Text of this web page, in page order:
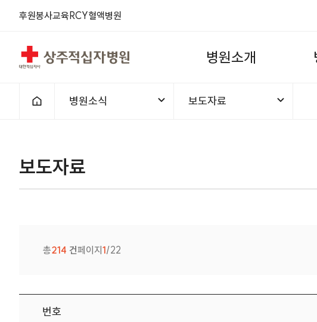
후원봉사교육 RCY혈액병원
상주적십자병원 병원소개
홈으로
병원소식 보도자료
보도자료
총214 건페이지 1/22
번호